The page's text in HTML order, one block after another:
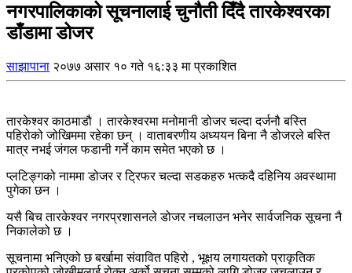
नगरपालिकाको सूचनालाई चुनौती दिँदै तारकेश्वरका
डाँडामा डोजर
साझापाना २०७७ असार १० गते १६:३३ मा प्रकाशित
तारकेश्वर काठमाडौ । तारकेश्वरमा मनोमानी डोजर चल्दा दर्जनौ बस्ति
पहिरोको जोखिममा रहेका छन् । वाताबरणीय अध्ययन बिना नै डोजरले बस्ति
मात्र नभई जंगल फडानी गर्ने काम समेत भएको छ ।
प्लटिङ्गको नाममा डोजर र ट्रिफर चल्दा सडकहरु भत्कदै दहिनिय अवस्थामा
पुगेका छन ।
यसै बिच तारकेश्वर नगरप्रशासनले डोजर नचलाउन भनेर सार्वजनिक सूचना नै
निकालेको छ ।
सूचनामा भनिएको छ बर्खामा संवावित पहिरो , भूक्षय लगायतको प्राकृतिक